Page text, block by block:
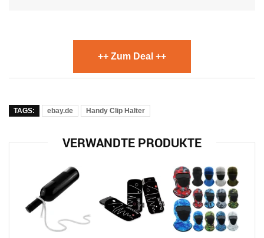
++ Zum Deal ++
TAGS: ebay.de Handy Clip Halter
VERWANDTE PRODUKTE